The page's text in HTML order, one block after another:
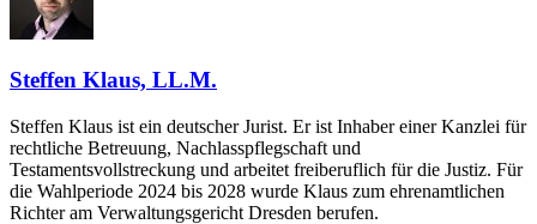
Steffen Klaus, LL.M.
Steffen Klaus ist ein deutscher Jurist. Er ist Inhaber einer Kanzlei für
rechtliche Betreuung, Nachlasspflegschaft und
Testamentsvollstreckung und arbeitet freiberuflich für die Justiz. Für
die Wahlperiode 2024 bis 2028 wurde Klaus zum ehrenamtlichen
Richter am Verwaltungsgericht Dresden berufen.